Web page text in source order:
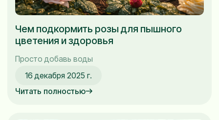
Чем подкормить розы для пышного
цветения и здоровья
Просто добавь воды
16 декабря 2025 г.
Читать полностью